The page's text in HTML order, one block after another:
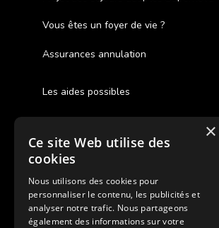
Vous êtes un foyer de vie ?
Assurances annulation
Les aides possibles
Cash Back
Pour les fratries
Facebook Supernova
Instagram Supernova
×
Ce site Web utilise des
cookies
Nous utilisons des cookies pour
personnaliser le contenu, les publicités et
analyser notre trafic. Nous partageons
également des informations sur votre